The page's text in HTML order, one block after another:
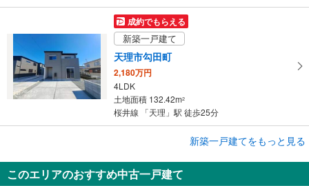
成約でもらえる
新築一戸建て
天理市勾田町
2,180万円
4LDK
土地面積 132.42m2
桜井線 「天理」駅 徒歩25分
奈良市東九条町
新築一戸建てをもっと見る
このエリアのおすすめ中古一戸建て